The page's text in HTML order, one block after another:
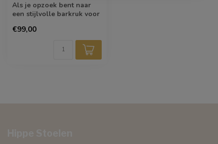
Als je opzoek bent naar
een stijlvolle barkruk voor
barta...
€99,00